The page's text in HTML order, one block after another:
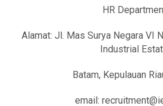
HR
Alamat: Jl. Mas Surya Negara VI
Industrial
Batam, Kepulauan
email: